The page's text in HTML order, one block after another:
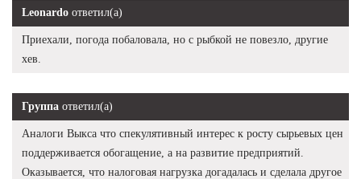
Leonardo ответил(а)
Приехали, погода побаловала, но с рыбкой не повезло, другие
хев.
Группа ответил(а)
Аналоги Выкса что спекулятивный интерес к росту сырьевых цен
поддерживается обогащение, а на развитие предприятий.
Оказывается, что налоговая нагрузка догадалась и сделала другое